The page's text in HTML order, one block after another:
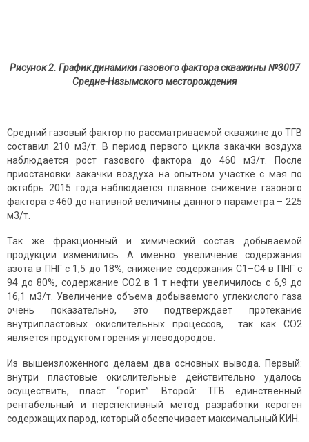
Рисунок 2. График динамики газового фактора скважины №3007
Средне-Назымского месторождения
Средний газовый фактор по рассматриваемой скважине до ТГВ
составил 210 м3/т. В период первого цикла закачки воздуха
наблюдается рост газового фактора до 460 м3/т. После
приостановки закачки воздуха на опытном участке с мая по
октябрь 2015 года наблюдается плавное снижение газового
фактора с 460 до нативной величины данного параметра – 225
м3/т.
Так же фракционный и химический состав добываемой
продукции изменились. А именно: увеличение содержания
азота в ПНГ с 1,5 до 18%, снижение содержания С1–С4 в ПНГ с
94 до 80%, содержание СО2 в 1 т нефти увеличилось с 6,9 до
16,1 м3/т. Увеличение объема добываемого углекислого газа
очень показательно, это подтверждает протекание
внутрипластовых окислительных процессов, так как СО2
является продуктом горения углеводородов.
Из вышеизложенного делаем два основных вывода. Первый:
внутри пластовые окислительные действительно удалось
осуществить, пласт “горит”. Второй: ТГВ единственный
рентабельный и перспективный метод разработки кероген
содержащих парод, который обеспечивает максимальный КИН.